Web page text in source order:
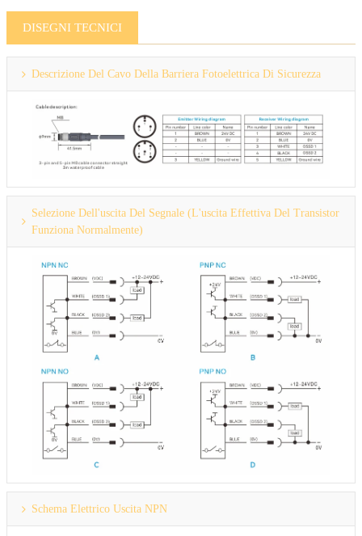
DISEGNI TECNICI
Descrizione Del Cavo Della Barriera Fotoelettrica Di Sicurezza
Selezione Dell'uscita Del Segnale (l'uscita Effettiva Del Transistor
Funziona Normalmente)
Schema Elettrico Uscita NPN